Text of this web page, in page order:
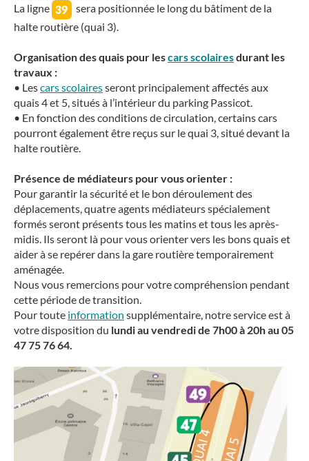
La ligne
sera positionnée le long du bâtiment de la
halte routière (quai 3).
Organisation des quais pour lescars scolairesdurant les
travaux :
• Lescars scolairesseront principalement affectés aux
quais 4 et 5, situés à l’intérieur du parking Passicot.
• En fonction des conditions de circulation, certains cars
pourront également être reçus sur le quai 3, situé devant la
halte routière.
Présence de médiateurs pour vous orienter :
Pour garantir la sécurité et le bon déroulement des
déplacements, quatre agents médiateurs spécialement
formés seront présents tous les matins et tous les après-
midis. Ils seront là pour vous orienter vers les bons quais et
aider à se repérer dans la gare routière temporairement
aménagée.
Nous vous remercions pour votre compréhension pendant
cette période de transition.
Pour toute information supplémentaire, notre service est à
votre disposition du lundi au vendredi de 7h00 à 20h au 05
47 75 76 64.